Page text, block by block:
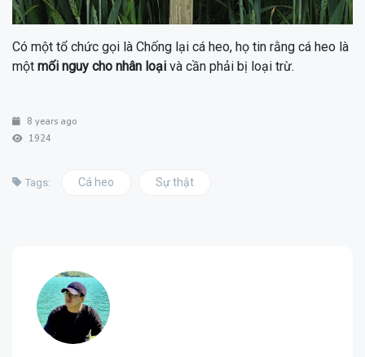
Có một tổ chức gọi là Chống lại cá heo, họ tin rằng cá heo là
một mối nguy cho nhân loại và cần phải bị loại trừ.
8 years ago
1924
Tags: Cá heo Sự thật